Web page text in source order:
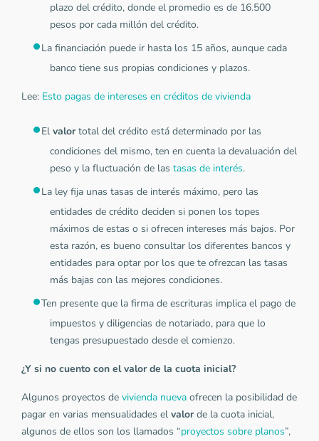
plazo del crédito, donde el promedio es de 16.500
pesos por cada millón del crédito.
La financiación puede ir hasta los 15 años, aunque cada
banco tiene sus propias condiciones y plazos.
Lee: Esto pagas de intereses en créditos de vivienda
El valortotal del crédito está determinado por las
condiciones del mismo, ten en cuenta la devaluación del
peso y la fluctuación de las tasas de interés.
La ley fija unas tasas de interés máximo, pero las
entidades de crédito deciden si ponen los topes
máximos de estas o si ofrecen intereses más bajos. Por
esta razón, es bueno consultar los diferentes bancos y
entidades para optar por los que te ofrezcan las tasas
más bajas con las mejores condiciones.
Ten presente que la firma de escrituras implica el pago de
impuestos y diligencias de notariado, para que lo
tengas presupuestado desde el comienzo.
¿Y si no cuento con el valor de la cuota inicial?
Algunos proyectos de vivienda nueva ofrecen la posibilidad de
pagar en varias mensualidades el valorde la cuota inicial,
algunos de ellos son los llamados “proyectos sobre planos”,